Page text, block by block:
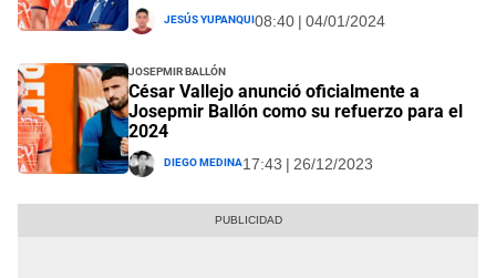
Jesús Yupanqui08:40 | 04/01/2024
Josepmir Ballón
César Vallejo anunció oficialmente a
Josepmir Ballón como su refuerzo para el
2024
Diego Medina17:43 | 26/12/2023